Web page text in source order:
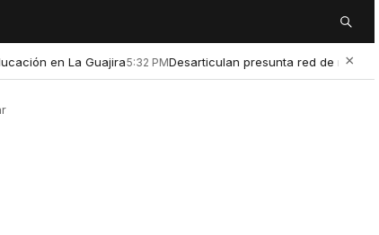
Buscar
Guajira5:32 PMDesarticulan presunta red de microtráfico que
×